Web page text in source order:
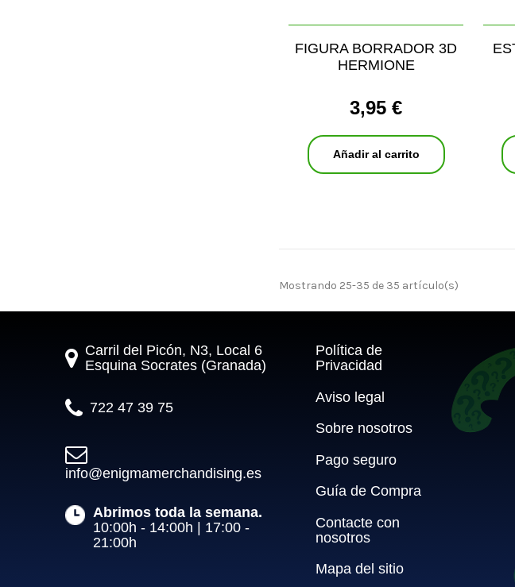
FIGURA BORRADOR 3D
HERMIONE
3,95 €
Añadir al carrito
Mostrando 25-35 de 35 artículo(s)
Carril del Picón, N3, Local 6
Esquina Socrates (Granada)
722 47 39 75
info@enigmamerchandising.es
Abrimos toda la semana.
10:00h - 14:00h | 17:00 -
21:00h
Política de
Privacidad
Aviso legal
Sobre nosotros
Pago seguro
Guía de Compra
Contacte con
nosotros
Mapa del sitio